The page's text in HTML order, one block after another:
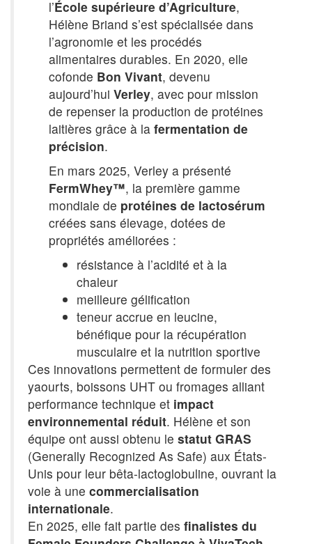
l’École supérieure d’Agriculture,
Hélène Briand s’est spécialisée dans
l’agronomie et les procédés
alimentaires durables. En 2020, elle
cofonde Bon Vivant, devenu
aujourd’hui Verley, avec pour mission
de repenser la production de protéines
laitières grâce à la fermentation de
précision.
En mars 2025, Verley a présenté
FermWhey™, la première gamme
mondiale de protéines de lactosérum
créées sans élevage, dotées de
propriétés améliorées :
résistance à l’acidité et à la
chaleur
meilleure gélification
teneur accrue en leucine,
bénéfique pour la récupération
musculaire et la nutrition sportive
Ces innovations permettent de formuler des
yaourts, boissons UHT ou fromages alliant
performance technique et impact
environnemental réduit. Hélène et son
équipe ont aussi obtenu le statut GRAS
(Generally Recognized As Safe) aux États-
Unis pour leur bêta-lactoglobuline, ouvrant la
voie à une commercialisation
internationale.
En 2025, elle fait partie des finalistes du